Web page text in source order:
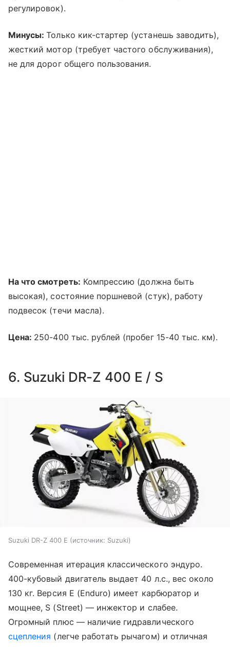
регулировок).
Минусы:Только кик-стартер (устанешь заводить),
жесткий мотор (требует частого обслуживания),
не для дорог общего пользования.
На что смотреть: Компрессию (должна быть
высокая), состояние поршневой (стук), работу
подвесок (течи масла).
Цена: 250-400 тыс. рублей (пробег 15-40 тыс. км).
6. Suzuki DR-Z 400 E / S
Suzuki DR-Z 400 E источник: Suzuki
Современная итерация классического эндуро.
400-кубовый двигатель выдает 40 л.с., вес около
130 кг. Версия E (Enduro) имеет карбюратор и
мощнее, S (Street) — инжектор и слабее.
Огромный плюс — наличие гидравлического
сцепления (легче работать рычагом) и отличная